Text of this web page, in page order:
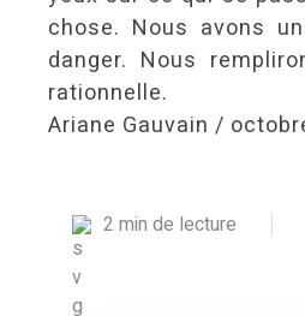
chose. Nous avons
danger. Nous
rationnelle.
Ariane Gauvain /
2 min de lecture